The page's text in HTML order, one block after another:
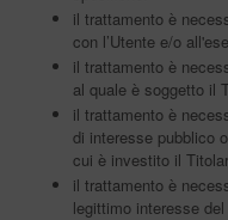
il trattamento è
con l’Utente e/o
il trattamento è
al quale è soggetto il
il trattamento è
di interesse pubblico
cui è investito il
il trattamento è
legittimo interesse